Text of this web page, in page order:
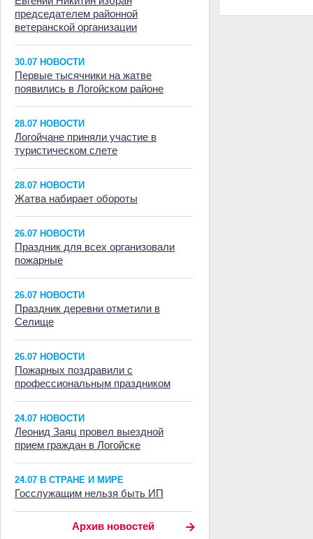
председателем районной
ветеранской организации
30.07 НОВОСТИ
Первые тысячники на жатве
появились в Логойском районе
28.07 НОВОСТИ
Логойчане приняли участие в
туристическом слете
28.07 НОВОСТИ
Жатва набирает обороты
26.07 НОВОСТИ
Праздник для всех организовали
пожарные
26.07 НОВОСТИ
Праздник деревни отметили в
Селище
26.07 НОВОСТИ
Пожарных поздравили с
профессиональным праздником
24.07 НОВОСТИ
Леонид Заяц провел выездной
прием граждан в Логойске
24.07 В СТРАНЕ И МИРЕ
Госслужащим нельзя быть ИП
Архив новостей